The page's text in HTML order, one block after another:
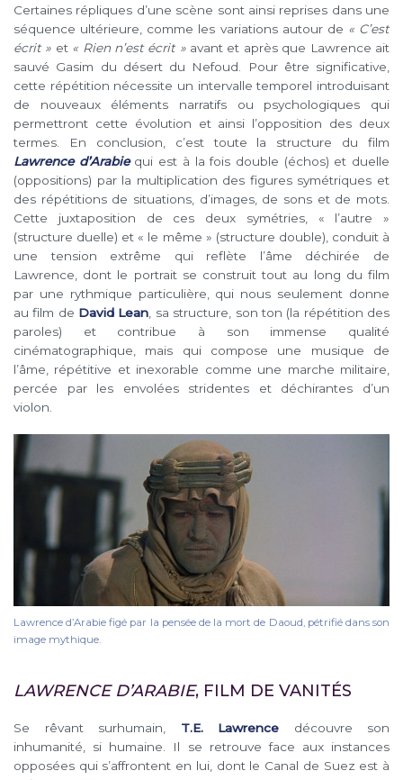
Certaines répliques d’une scène sont ainsi reprises dans une
séquence ultérieure, comme les variations autour de « C’est
écrit » et « Rien n’est écrit »avant et après que Lawrence ait
sauvé Gasim du désert du Nefoud. Pour être significative,
cette répétition nécessite un intervalle temporel introduisant
de nouveaux éléments narratifs ou psychologiques qui
permettront cette évolution et ainsi l’opposition des deux
termes. En conclusion, c’est toute la structure du film
Lawrence d’Arabiequi est à la fois double (échos) et duelle
(oppositions) par la multiplication des figures symétriques et
des répétitions de situations, d’images, de sons et de mots.
Cette juxtaposition de ces deux symétries, « l’autre »
(structure duelle) et « le même » (structure double), conduit à
une tension extrême qui reflète l’âme déchirée de
Lawrence, dont le portrait se construit tout au long du film
par une rythmique particulière, qui nous seulement donne
au film de David Lean , sa structure, son ton (la répétition des
paroles) et contribue à son immense qualité
cinématographique, mais qui compose une musique de
l’âme, répétitive et inexorable comme une marche militaire,
percée par les envolées stridentes et déchirantes d’un
violon.
Lawrence d’Arabie figé par la pensée de la mort de Daoud, pétrifié dans son
image mythique.
LAWRENCE D’ARABIE, FILM DE VANITÉS
Se rêvant surhumain, T.E. Lawrence découvre son
inhumanité, si humaine. Il se retrouve face aux instances
opposées qui s’affrontent en lui, dont le Canal de Suez est à